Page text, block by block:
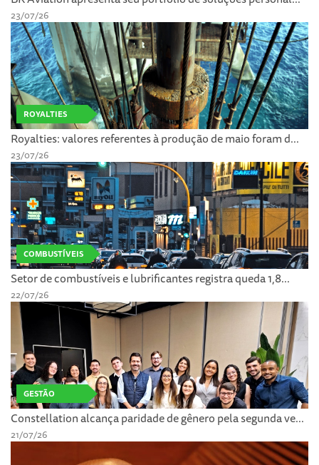
23/07/26
ROYALTIES
Royalties: valores referentes à produção de maio foram d...
23/07/26
COMBUSTÍVEIS
Setor de combustíveis e lubrificantes registra queda 1,8...
22/07/26
GESTÃO
Constellation alcança paridade de gênero pela segunda ve...
21/07/26